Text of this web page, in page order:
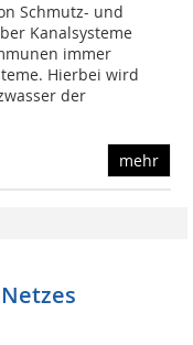
Schmutz- und
Kanalsysteme
immer
Hierbei wird
der
mehr